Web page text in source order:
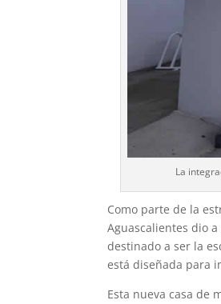
La
Como parte de la
Aguascalientes dio
destinado a ser la
está diseñada para
Esta nueva casa de